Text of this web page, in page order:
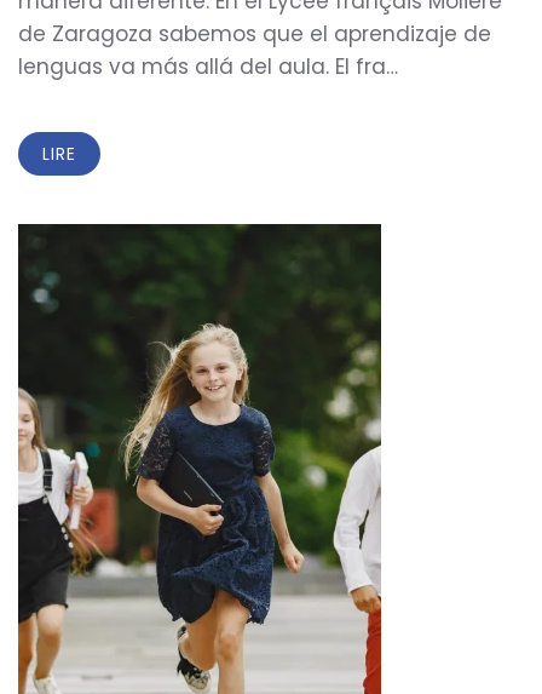
de Zaragoza sabemos que el aprendizaje de
lenguas va más allá del aula. El fra…
LIRE